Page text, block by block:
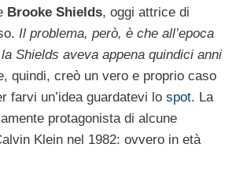
Brooke Shields, oggi attrice di
Il problema, però, è che all’epoca
Shields aveva appena quindici anni
quindi, creò un vero e proprio caso
farvi un’idea guardatevi lo spot. La
protagonista di alcune
Klein nel 1982: ovvero in età